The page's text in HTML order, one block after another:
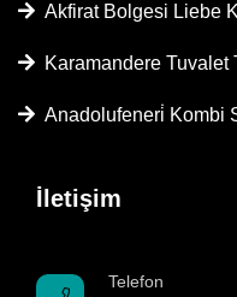
Akfirat Bolgesi Liebe
Karamandere Tuvalet
Anadolufeneri̇ Kombi
İletişim
Telefon